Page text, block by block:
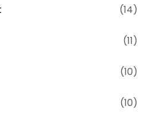
(14)
(11)
(10)
(10)